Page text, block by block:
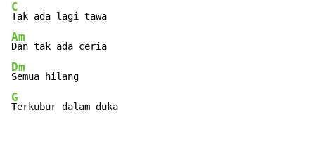
C
Am
Dm
G
Terkubur dalam duka